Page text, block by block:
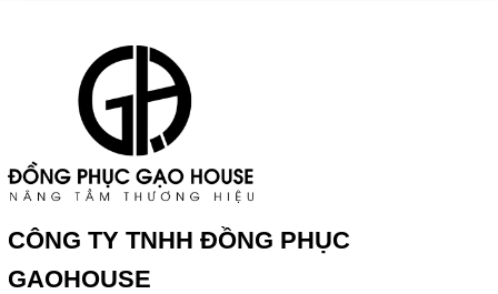
CÔNG TY TNHH ĐỒNG PHỤC
GAOHOUSE